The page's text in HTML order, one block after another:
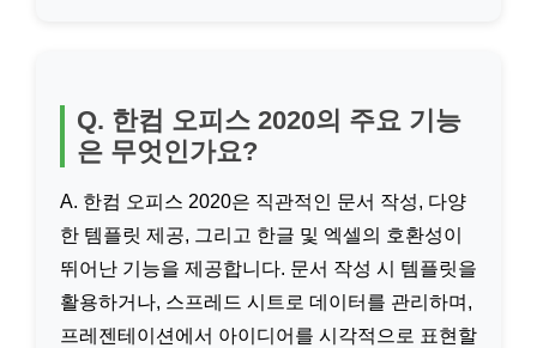
Q. 한컴 오피스 2020의 주요 기능
은 무엇인가요?
A. 한컴 오피스 2020은 직관적인 문서 작성, 다양
한 템플릿 제공, 그리고 한글 및 엑셀의 호환성이
뛰어난 기능을 제공합니다. 문서 작성 시 템플릿을
활용하거나, 스프레드 시트로 데이터를 관리하며,
프레젠테이션에서 아이디어를 시각적으로 표현할